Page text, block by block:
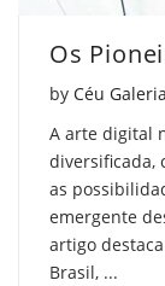
by Céu Galeria
A arte digital
diversificada,
as
emergente
artigo
Brasil, ...